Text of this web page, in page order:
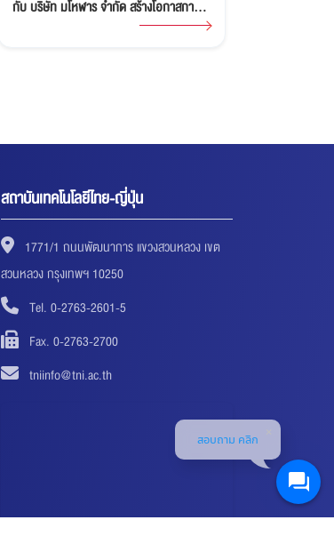
กับ บริษัท มโหฬาร จำกัด สร้างโอกาสการ
เรียนรู้และการทำงานแห่งอนาคต
สถาบันเทคโนโลยีไทย-ญี่ปุ่น
1771/1 ถนนพัฒนาการ แขวงสวนหลวง เขต
สวนหลวง กรุงเทพฯ 10250
Tel. 0-2763-2601-5
Fax. 0-2763-2700
tniinfo@tni.ac.th
สอบถาม คลิก